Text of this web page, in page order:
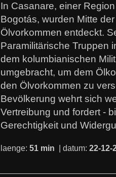
In Casanare, einer
Bogotás, wurden Mitte
Ölvorkommen entdeckt.
Paramilitärische Truppen
dem kolumbianischen
umgebracht, um dem
den Ölvorkommen zu
Bevölkerung wehrt sich
Vertreibung und fordert -
Gerechtigkeit und
laenge: 51 min | datum: 22-12-